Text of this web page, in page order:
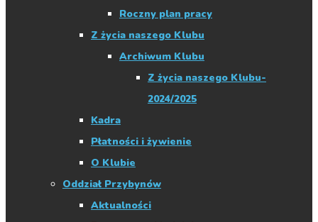
Roczny plan pracy
Z życia naszego Klubu
Archiwum Klubu
Z życia naszego Klubu-
2024/2025
Kadra
Płatności i żywienie
O Klubie
Oddział Przybynów
Aktualności